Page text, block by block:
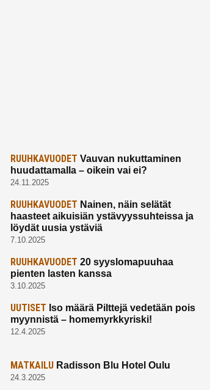
RUUHKAVUODET Vauvan nukuttaminen
huudattamalla – oikein vai ei?
24.11.2025
RUUHKAVUODET Nainen, näin selätät
haasteet aikuisiän ystävyyssuhteissa ja
löydät uusia ystäviä
7.10.2025
RUUHKAVUODET 20 syyslomapuuhaa
pienten lasten kanssa
3.10.2025
UUTISET Iso määrä Pilttejä vedetään pois
myynnistä – homemyrkkyriski!
12.4.2025
MATKAILU Radisson Blu Hotel Oulu
24.3.2025